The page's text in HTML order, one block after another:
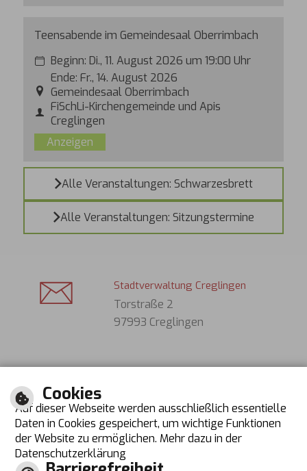
Teensabende im Gemeindesaal Oberrimbach
Beginn: Di., 11. August 2026 um 19:00 Uhr
Ende: Fr., 14. August 2026
Gemeindesaal Oberrimbach
FiSchLi-Kirchengemeinde und Apis
Creglingen
Anzeigen
Alle Veranstaltungen: Schwarzesbrett
Alle Veranstaltungen: Sitzungstermine
Stadtverwaltung Creglingen
Torstraße 2
97993 Creglingen
Tel. (Gäste): 07933 631
Fax: 07933 70130
E-Mail schreiben
Cookies
Auf dieser Webseite werden ausschließlich essentielle
Daten in Cookies gespeichert, um wichtige Funktionen
der Website zu ermöglichen. Mehr dazu in der
Datenschutzerklärung